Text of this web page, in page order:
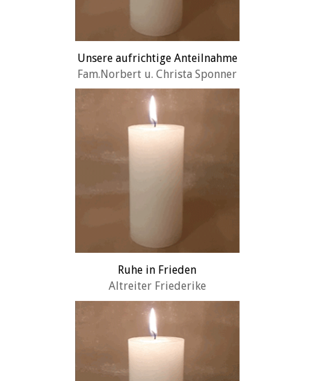
Unsere aufrichtige Anteilnahme
Fam.Norbert u. Christa Sponner
Ruhe in Frieden
Altreiter Friederike